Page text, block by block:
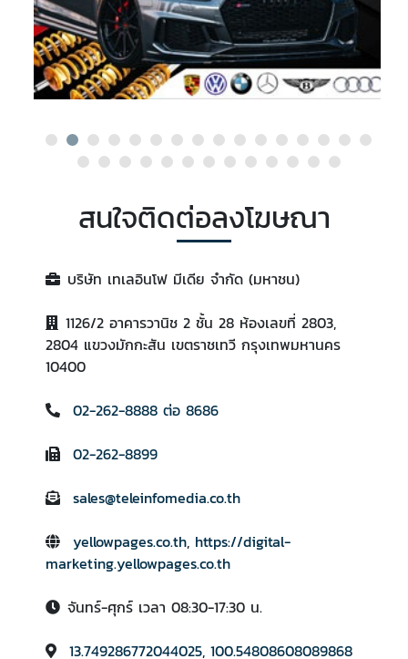
สนใจติดต่อลงโฆษณา
บริษัท เทเลอินโฟ มีเดีย จำกัด (มหาชน)
1126/2 อาคารวานิช 2 ชั้น 28 ห้องเลขที่ 2803,
2804 แขวงมักกะสัน เขตราชเทวี กรุงเทพมหานคร
10400
02-262-8888 ต่อ 8686
02-262-8899
sales@teleinfomedia.co.th
yellowpages.co.th, https://digital-
marketing.yellowpages.co.th
จันทร์-ศุกร์ เวลา 08:30-17:30 น.
13.749286772044025, 100.54808608089868